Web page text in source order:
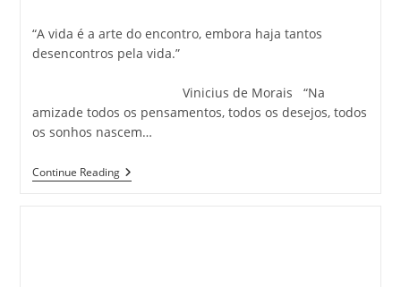
“A vida é a arte do encontro, embora haja tantos
desencontros pela vida.”
Vinicius de Morais “Na
amizade todos os pensamentos, todos os desejos, todos
os sonhos nascem…
Continue ReadingVale
A